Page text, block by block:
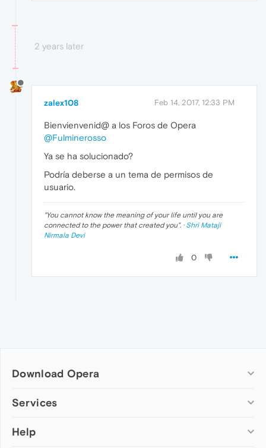
2 years later
zalex108 Feb 14, 2017, 12:33 PM
Bienvienvenid@ a los Foros de Opera
@Fulminerosso
Ya se ha solucionado?
Podría deberse a un tema de permisos de
usuario.
"You cannot know the meaning of your life until you are
connected to the power that created you". · Shri Mataji
Nirmala Devi
0
Download Opera
Computer browsers
Opera for Mac
Services
Add-ons
Help